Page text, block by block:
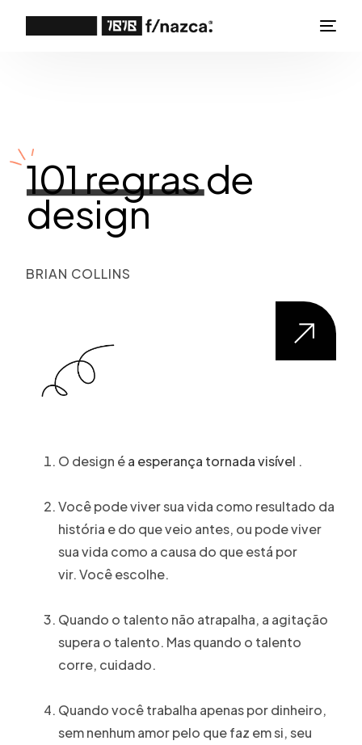
101 regrasde
design
BRIAN COLLINS
O design éa esperança tornada visível .
Você pode viver sua vida como resultado da
história e do que veio antes, ou pode viver
sua vida como a causa do que está por
vir. Você escolhe.
Quando o talento não atrapalha, a agitação
supera o talento. Mas quando o talento
corre, cuidado.
Quando você trabalha apenas por dinheiro,
sem nenhum amor pelo que faz em si, seu